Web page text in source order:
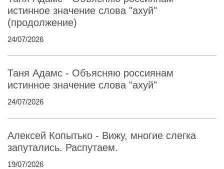
истинное значение слова "ахуй"
(продолжение)
24/07/2026
Таня Адамс - Объясняю россиянам
истинное значение слова "ахуй"
24/07/2026
Алексей Копытько - Вижу, многие слегка
запутались. Распутаем.
19/07/2026